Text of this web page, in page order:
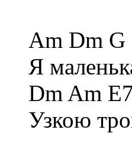
Am Dm G
Я
Dm Am
Узкою